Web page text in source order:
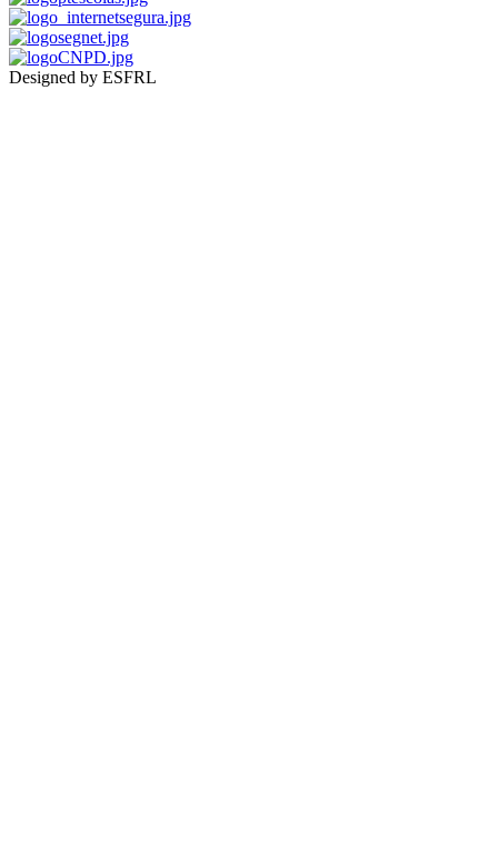
Designed by ESFRL